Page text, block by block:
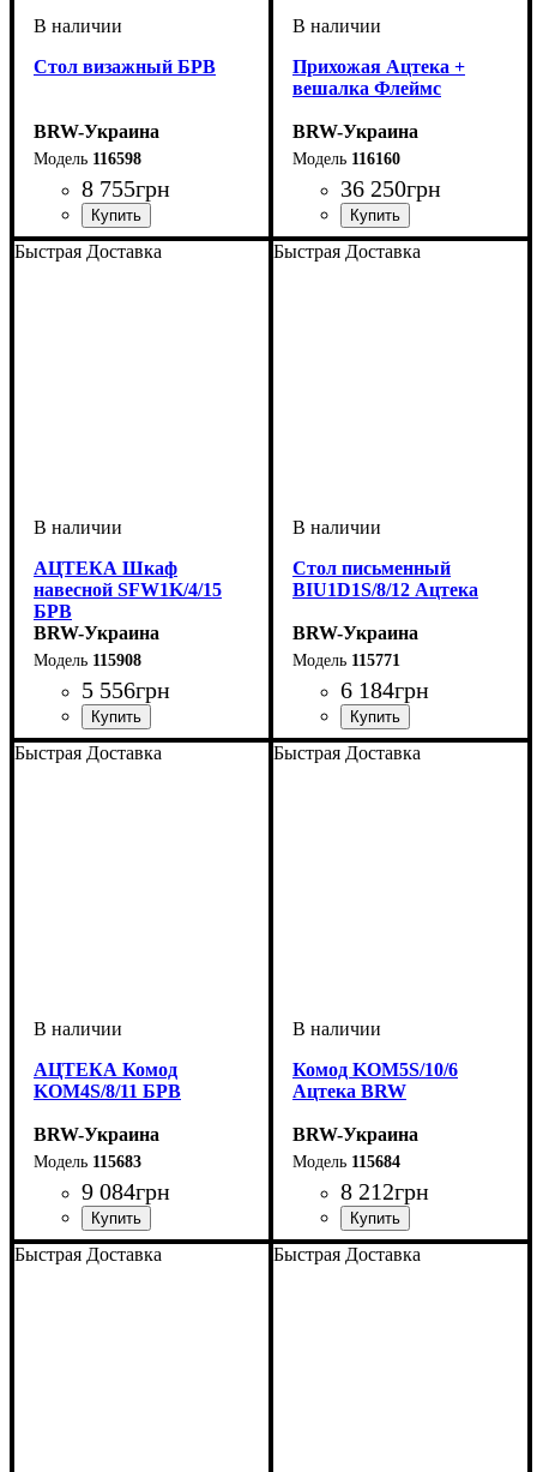
Стол визажный БРВ
BRW-Украина
116598
8 755грн
ширина, мм: 900
высота, мм: 1670
глубина, мм: 440
Прихожая Ацтека +
вешалка Флеймс
BRW-Украина
116160
36 250грн
ширина, мм: 2200
высота, мм: 2100
глубина, мм: 410
Быстрая Доставка
АЦТЕКА Шкаф
навесной SFW1K/4/15
БРВ
BRW-Украина
115908
5 556грн
ширина, мм: 150
высота, мм: 41
глубина, мм: 35
Быстрая Доставка
Стол письменный
BIU1D1S/8/12 Ацтека
BRW-Украина
115771
6 184грн
ширина, мм: 1200
высота, мм: 750
глубина, мм: 660
Быстрая Доставка
АЦТЕКА Комод
KOM4S/8/11 БРВ
BRW-Украина
115683
9 084грн
ширина, мм: 1050
высота, мм: 840
глубина, мм: 410
Быстрая Доставка
Комод KOM5S/10/6
Ацтека BRW
BRW-Украина
115684
8 212грн
ширина, мм: 600
высота, мм: 1040
глубина, мм: 410
Быстрая Доставка Быстрая Доставка